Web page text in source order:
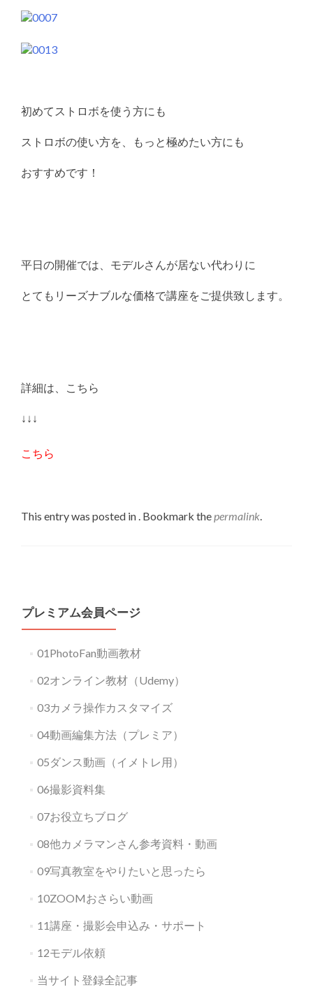
初めてストロボを使う方にも
ストロボの使い方を、もっと極めたい方にも
おすすめです！
平日の開催では、モデルさんが居ない代わりに
とてもリーズナブルな価格で講座をご提供致します。
詳細は、こちら
↓↓↓
こちら
This entry was posted in . Bookmark the permalink
navigation
プレミアム会員ページ
01PhotoFan動画教材
02オンライン教材（Udemy）
03カメラ操作カスタマイズ
04動画編集方法（プレミア）
05ダンス動画（イメトレ用）
06撮影資料集
07お役立ちブログ
08他カメラマンさん参考資料・動画
09写真教室をやりたいと思ったら
10ZOOMおさらい動画
11講座・撮影会申込み・サポート
12モデル依頼
当サイト登録全記事